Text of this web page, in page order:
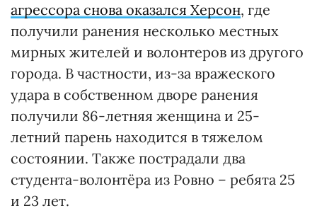
агрессора снова оказался Херсон, где
получили ранения несколько местных
мирных жителей и волонтеров из другого
города. В частности, из-за вражеского
удара в собственном дворе ранения
получили 86-летняя женщина и 25-
летний парень находится в тяжелом
состоянии. Также пострадали два
студента-волонтёра из Ровно – ребята 25
и 23 лет.